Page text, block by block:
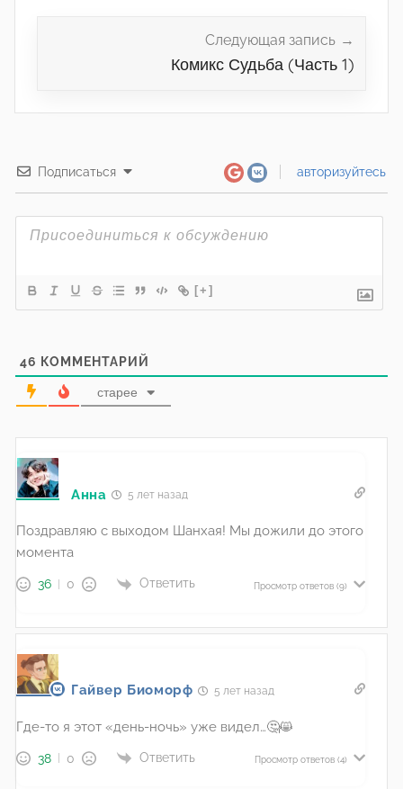
Следующая запись
Комикс Судьба (Часть 1)
Подписаться авторизуйтесь
[+]
46 КОММЕНТАРИЙ
старее
Анна 5 лет назад
Поздравляю с выходом Шанхая! Мы дожили до этого
момента
36 0 Ответить Просмотр ответов (9)
Гайвер Биоморф 5 лет назад
Где-то я этот «день-ночь» уже видел…🤔😸
38 0 Ответить Просмотр ответов (4)